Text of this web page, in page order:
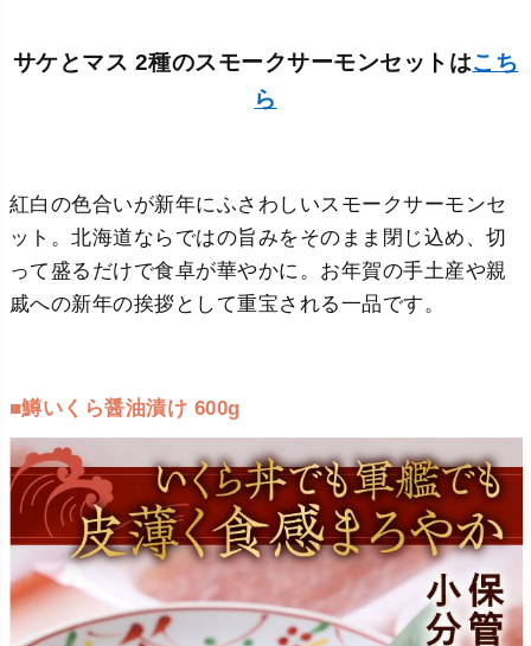
サケとマス 2種のスモークサーモンセットはこち
ら
紅白の色合いが新年にふさわしいスモークサーモンセ
ット。北海道ならではの旨みをそのまま閉じ込め、切
って盛るだけで食卓が華やかに。お年賀の手土産や親
戚への新年の挨拶として重宝される一品です。
■鱒いくら醤油漬け 600g